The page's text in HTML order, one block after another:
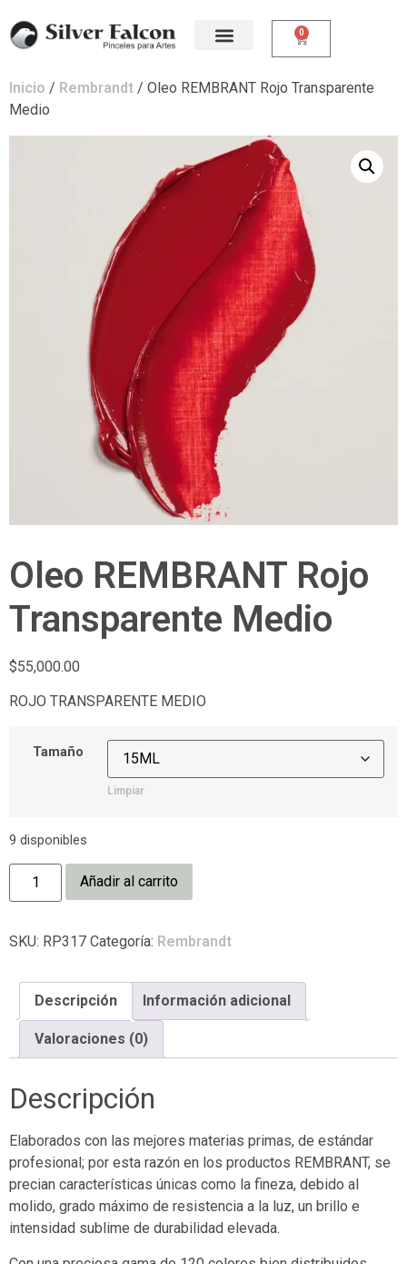
0
Inicio / Rembrandt / Oleo REMBRANT Rojo Transparente
Medio
Oleo REMBRANT Rojo
Transparente Medio
$55,000.00
ROJO TRANSPARENTE MEDIO
Tamaño
Limpiar
9 disponibles
Añadir al carrito
SKU: RP317 Categoría: Rembrandt
Descripción Información adicional
Valoraciones (0)
Descripción
Elaborados con las mejores materias primas, de estándar
profesional; por esta razón en los productos REMBRANT, se
precian características únicas como la fineza, debido al
molido, grado máximo de resistencia a la luz, un brillo e
intensidad sublime de durabilidad elevada.